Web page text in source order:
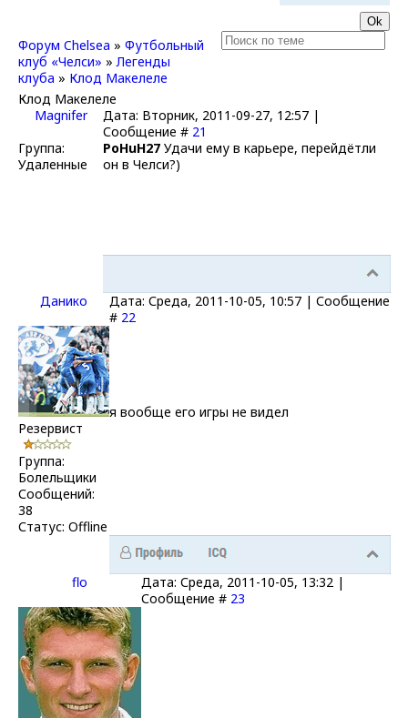
Форум Chelsea » Футбольный
клуб «Челси» » Легенды
клуба » Клод Макелеле
Клод Макелеле
Magnifer
Дата: Вторник, 2011-09-27, 12:57 |
Сообщение # 21
Группа:
Удаленные
PoHuH27 Удачи ему в карьере, перейдётли
он в Челси?)
Данико
Дата: Среда, 2011-10-05, 10:57 | Сообщение
# 22
Резервист
Группа:
Болельщики
Сообщений:
38
Статус: Offline
я вообще его игры не видел
flo
Дата: Среда, 2011-10-05, 13:32 |
Сообщение # 23